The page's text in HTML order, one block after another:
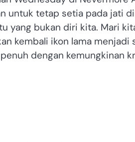
untuk tetap setia pada jati
yang bukan diri kita. Mari
kembali ikon lama menjadi
dengan kemungkinan